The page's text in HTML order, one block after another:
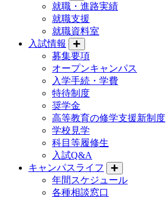
就職・進路実績
就職支援
就職資料室
入試情報
募集要項
オープンキャンパス
入学手続・学費
特待制度
奨学金
高等教育の修学支援新制度
学校見学
科目等履修生
入試Q&A
キャンパスライフ
年間スケジュール
各種相談窓口